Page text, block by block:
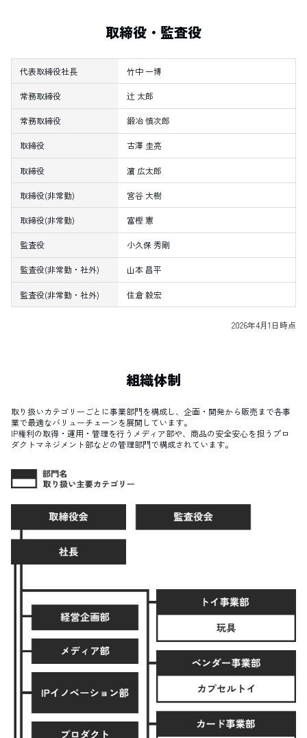
取締役・監査役
代表取締役社長 竹中 一博
常務取締役 辻 太郎
常務取締役 鍛冶 慎次郎
取締役 古澤 圭亮
取締役 濵 広太郎
取締役(非常勤) 宮谷 大樹
取締役(非常勤) 富樫 憲
監査役 小久保 秀剛
監査役(非常勤・社外) 山本 昌平
監査役(非常勤・社外) 住倉 毅宏
2026年4月1日時点
組織体制
取り扱いカテゴリーごとに事業部門を構成し、企画・開発から販売まで各事
業で最適なバリューチェーンを展開しています。
IP権利の取得・運用・管理を行うメディア部や、商品の安全安心を担うプロ
ダクトマネジメント部などの管理部門で構成されています。